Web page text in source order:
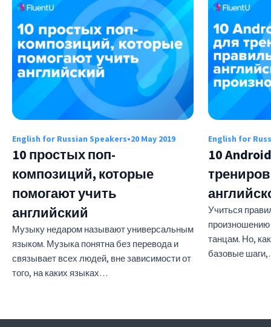
English for Russian Speakers•20 May 2019
10 простых поп-
композиций, которые
помогают учить
английский
Музыку недаром называют универсальным
языком. Музыка понятна без перевода и
связывает всех людей, вне зависимости от
того, на каких языках…
English for
10
Учиться
произношению
танцам. Но,
базовые